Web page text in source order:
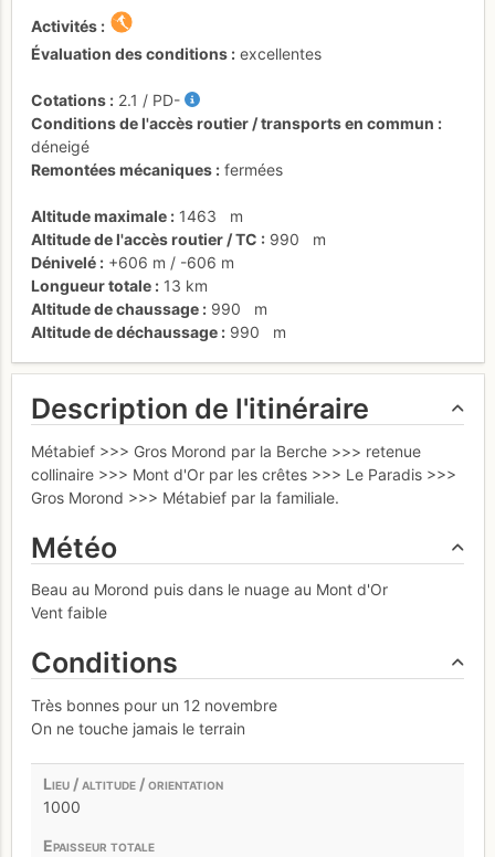
Activités
Évaluation des conditions
excellentes
Cotations 2.1 / PD-
Conditions de l'accès routier / transports en commun
déneigé
Remontées mécaniques
fermées
Altitude maximale 1463
m
Altitude de l'accès routier / TC
990
m
Dénivelé
+606 m / -606 m
Longueur totale
13 km
Altitude de chaussage
990
m
Altitude de déchaussage
990 m
Description de l'itinéraire
Métabief >>> Gros Morond par la Berche >>> retenue
collinaire >>> Mont d'Or par les crêtes >>> Le Paradis >>>
Gros Morond >>> Métabief par la familiale.
Météo
Beau au Morond puis dans le nuage au Mont d'Or
Vent faible
Conditions
Très bonnes pour un 12 novembre
On ne touche jamais le terrain
1000